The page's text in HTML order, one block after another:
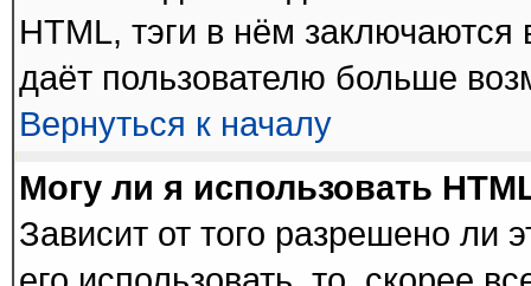
HTML, тэги в нём
даёт пользователю больше
Вернуться к началу
Могу ли я использовать
Зависит от того разрешено ли